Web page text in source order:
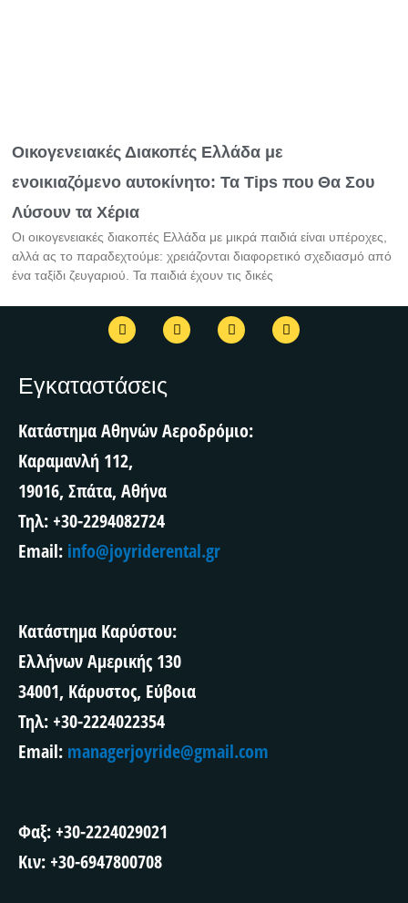
Οικογενειακές Διακοπές Ελλάδα με
ενοικιαζόμενο αυτοκίνητο: Τα Tips που Θα Σου
Λύσουν τα Χέρια
Οι οικογενειακές διακοπές Ελλάδα με μικρά παιδιά είναι υπέροχες,
αλλά ας το παραδεχτούμε: χρειάζονται διαφορετικό σχεδιασμό από
ένα ταξίδι ζευγαριού. Τα παιδιά έχουν τις δικές
F
a
c
b
o
T
w
i
I
n
s
m
T
r
i
Εγκαταστάσεις
Κατάστημα Αθηνών Αεροδρόμιο:
Καραμανλή 112,
19016, Σπάτα, Αθήνα
Τηλ: +30-2294082724
Email: info@joyriderental.gr
Κατάστημα Καρύστου:
Ελλήνων Αμερικής 130
34001, Κάρυστος, Εύβοια
Τηλ: +30-2224022354
Email: managerjoyride@gmail.com
Φαξ: +30-2224029021
Κιν: +30-6947800708